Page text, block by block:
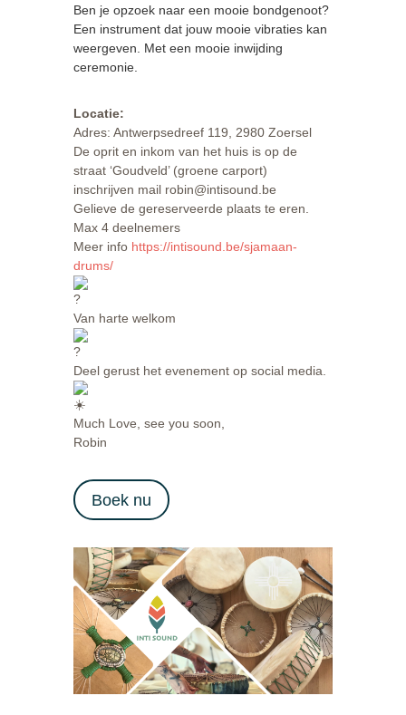
Ben je opzoek naar een mooie bondgenoot?
Een instrument dat jouw mooie vibraties kan
weergeven. Met een mooie inwijding
ceremonie.
Locatie:
Adres: Antwerpsedreef 119, 2980 Zoersel
De oprit en inkom van het huis is op de
straat ‘Goudveld’ (groene carport)
inschrijven mail robin@intisound.be
Gelieve de gereserveerde plaats te eren.
Max 4 deelnemers
Meer info https://intisound.be/sjamaan-
drums/
Van harte welkom
Deel gerust het evenement op social media.
Much Love, see you soon,
Robin
Boek nu